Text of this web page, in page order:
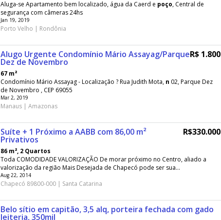
Aluga-se Apartamento bem localizado, água da Caerd e poço, Central de
segurança com câmeras 24hs
Jan 19, 2019
Porto Velho | Rondônia
Alugo Urgente Condomínio Mário Assayag/Parque
Dez de Novembro
R$ 1.800
67 m²
Condomínio Mário Assayag - Localização ? Rua Judith Mota, n 02, Parque Dez
de Novembro , CEP 69055
Mar 2, 2019
Manaus | Amazonas
Suíte + 1 Próximo a AABB com 86,00 m²
Privativos
R$330.000
86 m², 2 Quartos
Toda COMODIDADE VALORIZAÇÃO De morar próximo no Centro, aliado a
valorização da região Mais Desejada de Chapecó pode ser sua...
Aug 22, 2014
Chapecó 89800-000 | Santa Catarina
Belo sítio em capitão, 3,5 alq, porteira fechada com gado
leiteria, 350mil